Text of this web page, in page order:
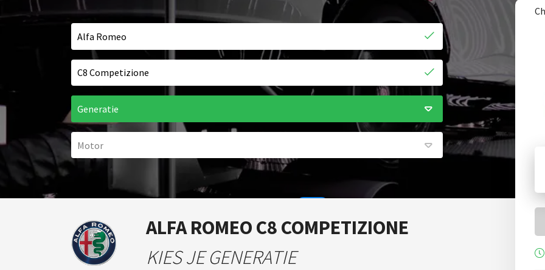
ALFA ROMEO C8 COMPETIZIONE
KIES JE GENERATIE